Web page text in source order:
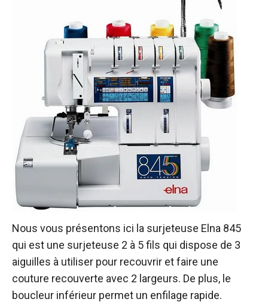
Nous vous présentons ici la surjeteuse Elna 845
qui est une surjeteuse 2 à 5 fils qui dispose de 3
aiguilles à utiliser pour recouvrir et faire une
couture recouverte avec 2 largeurs. De plus, le
boucleur inférieur permet un enfilage rapide.